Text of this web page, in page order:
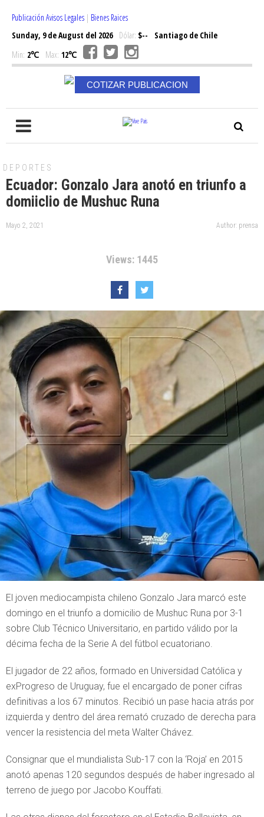
Publicación Avisos Legales | Bienes Raices
Sunday, 9 de August del 2026Dólar: $--
Santiago de Chile
Min: 2℃ Max: 12℃
COTIZAR PUBLICACION
DEPORTES
Ecuador: Gonzalo Jara anotó en triunfo a
domiiclio de Mushuc Runa
Mayo 2, 2021 Author: prensa
Views: 1445
El joven mediocampista chileno Gonzalo Jara marcó este
domingo en el triunfo a domicilio de Mushuc Runa por 3-1
sobre Club Técnico Universitario, en partido válido por la
décima fecha de la Serie A del fútbol ecuatoriano.
El jugador de 22 años, formado en Universidad Católica y
exProgreso de Uruguay, fue el encargado de poner cifras
definitivas a los 67 minutos. Recibió un pase hacia atrás por
izquierda y dentro del área remató cruzado de derecha para
vencer la resistencia del meta Walter Chávez.
Consignar que el mundialista Sub-17 con la ‘Roja’ en 2015
anotó apenas 120 segundos después de haber ingresado al
terreno de juego por Jacobo Kouffati.